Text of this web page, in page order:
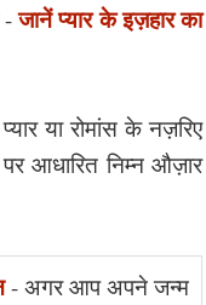
-जानें प्यार के इज़हार का
या रोमांस के नज़रिए
आधारित निम्न औज़ार
- अगर आप अपने जन्म